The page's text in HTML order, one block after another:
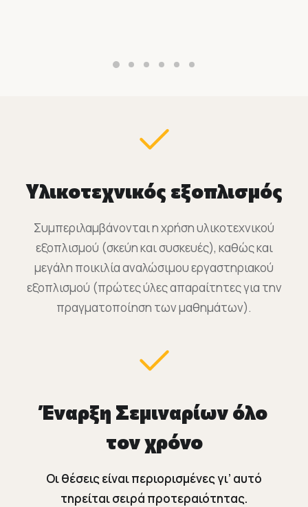
Υλικοτεχνικός εξοπλισμός
Συμπεριλαμβάνονται η χρήση υλικοτεχνικού
εξοπλισμού (σκεύη και συσκευές), καθώς και
μεγάλη ποικιλία αναλώσιμου εργαστηριακού
εξοπλισμού (πρώτες ύλες απαραίτητες για την
πραγματοποίηση των μαθημάτων).
Έναρξη Σεμιναρίων όλο
τον χρόνο
Οι θέσεις είναι περιορισμένες γι’ αυτό
τηρείται σειρά προτεραιότητας.